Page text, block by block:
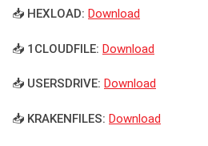
📥 HEXLOAD: Download
📥 1CLOUDFILE: Download
📥 USERSDRIVE: Download
📥 KRAKENFILES: Download